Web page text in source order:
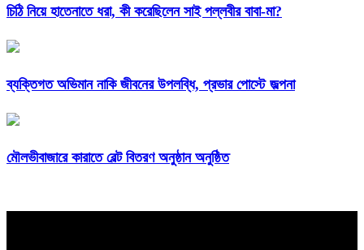
চিঠি নিয়ে হাতেনাতে ধরা, কী করেছিলেন সাই পল্লবীর বাবা-মা?
ব্যক্তিগত অভিমান নাকি জীবনের উপলব্ধি, প্রভার পোস্টে জল্পনা
মৌলভীবাজারে কারাতে বেল্ট বিতরণ অনুষ্ঠান অনুষ্ঠিত